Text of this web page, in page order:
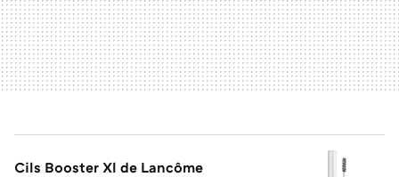
Cils Booster Xl de Lancôme